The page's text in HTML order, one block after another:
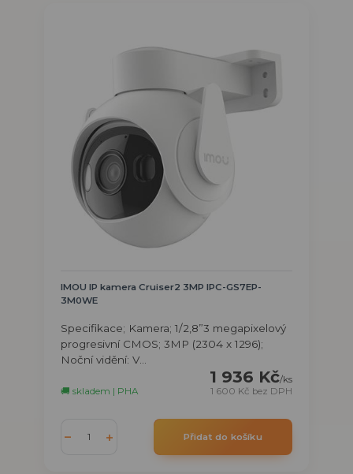
IMOU IP kamera Cruiser2 3MP IPC-GS7EP-
3M0WE
Specifikace; Kamera; 1/2,8”3 megapixelový
progresivní CMOS; 3MP (2304 x 1296);
Noční vidění: V...
1 936 Kč/ks
1 600 Kč bez DPH
🚚 skladem | PHA
Přidat do košíku